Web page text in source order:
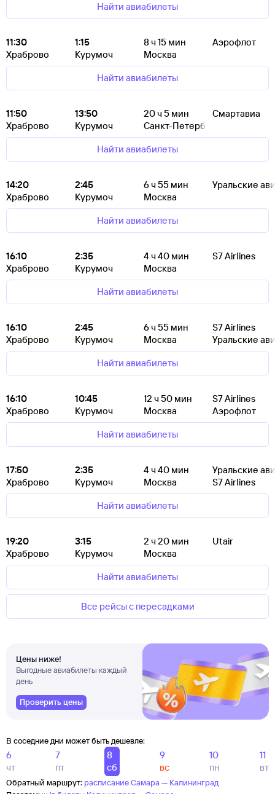
Найти авиабилеты
11:30
Храброво
1:15
Курумоч
8ч 15 мин
Москва
Аэрофлот
Найти авиабилеты
11:50
Храброво
13:50
Курумоч
20ч 5 мин
Санкт-Петербург
Смартавиа
Найти авиабилеты
14:20
Храброво
2:45
Курумоч
6ч 55 мин
Москва
Уральские
Найти авиабилеты
16:10
Храброво
2:35
Курумоч
4ч 40 мин
Москва
S7 Airlines
Найти авиабилеты
16:10
Храброво
2:45
Курумоч
6ч 55 мин
Москва
S7 Airlines
Уральские
Найти авиабилеты
16:10
Храброво
10:45
Курумоч
12 ч 50 мин
Москва
S7 Airlines
Аэрофлот
Найти авиабилеты
17:50
Храброво
2:35
Курумоч
4ч 40 мин
Москва
Уральские
S7 Airlines
Найти авиабилеты
19:20
Храброво
3:15
Курумоч
2 ч 20 мин
Москва
Utair
Найти авиабилеты
Все рейсы с пересадками
Цены ниже!
Выгодные авиабилеты каждый
день
Проверить цены
В соседние дни может быть дешевле:
6
чт
7
пт
8
сб
9
вс
10
пн
11
вт
Обратный маршрут: расписание Самара — Калининград